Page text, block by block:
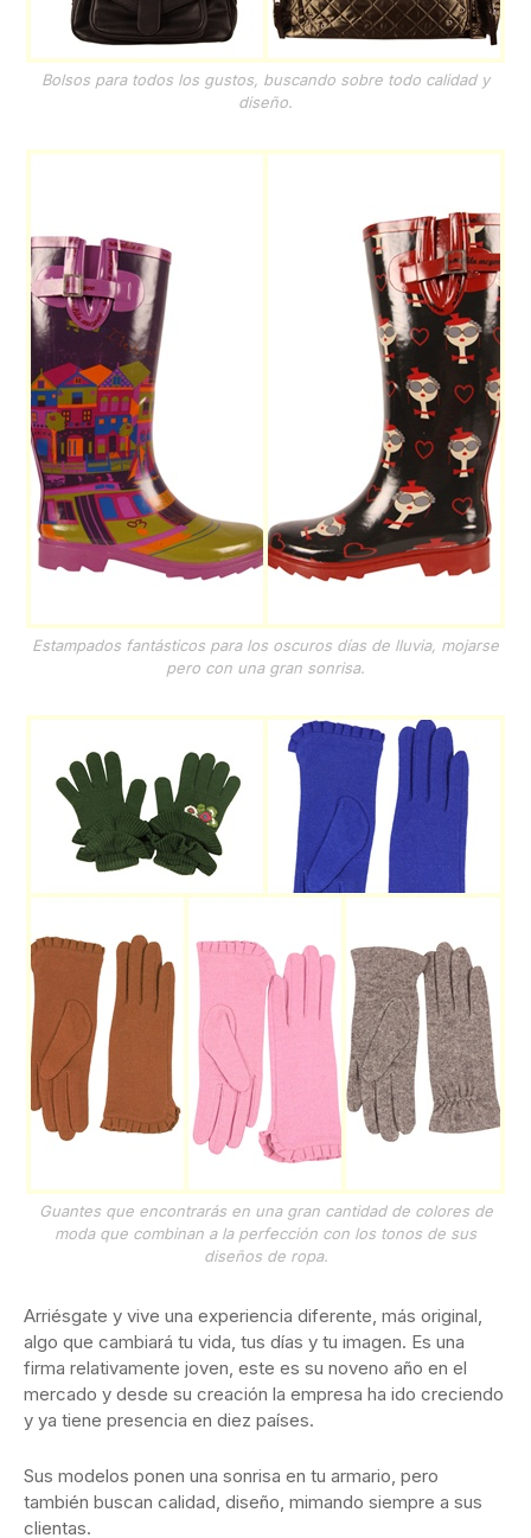
Bolsos para todos los gustos, buscando sobre todo calidad y
diseño.
Estampados fantásticos para los oscuros días de lluvia, mojarse
pero con una gran sonrisa.
Guantes que encontrarás en una gran cantidad de colores de
moda que combinan a la perfección con los tonos de sus
diseños de ropa.
Arriésgate y vive una experiencia diferente, más original,
algo que cambiará tu vida, tus días y tu imagen. Es una
firma relativamente joven, este es su noveno año en el
mercado y desde su creación la empresa ha ido creciendo
y ya tiene presencia en diez países.
Sus modelos ponen una sonrisa en tu armario, pero
también buscan calidad, diseño, mimando siempre a sus
clientas.